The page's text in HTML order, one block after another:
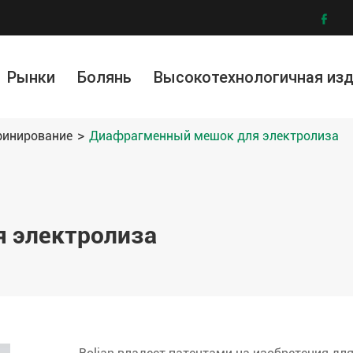

Рынки Болянь Высокотехнологичная
Диафрагменный мешок для электролиза